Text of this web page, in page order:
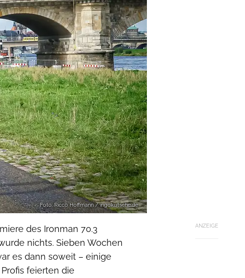
Foto: Ricco Hoffmann / ingokutsche.de
ANZEIGE
des Ironman 70.3
nichts. Sieben Wochen
es dann soweit – einige
feierten die